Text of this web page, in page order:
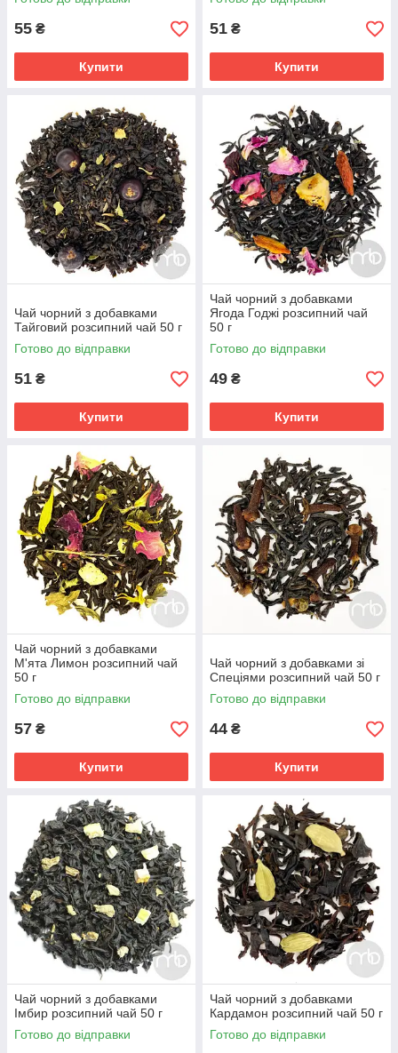
55 ₴
Купити
51 ₴
Купити
Чай чорний з добавками
Тайговий розсипний чай 50 г
Готово до відправки
51 ₴
Купити
Чай чорний з добавками
Ягода Годжі розсипний чай
50 г
Готово до відправки
49 ₴
Купити
Чай чорний з добавками
М'ята Лимон розсипний чай
50 г
Готово до відправки
57 ₴
Купити
Чай чорний з добавками зі
Спеціями розсипний чай 50 г
Готово до відправки
44 ₴
Купити
Чай чорний з добавками
Імбир розсипний чай 50 г
Готово до відправки
Чай чорний з добавками
Кардамон розсипний чай 50 г
Готово до відправки